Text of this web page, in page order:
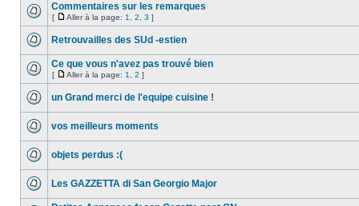
Commentaires sur les remarques
[ Aller à la page: 1 2 3 ]
Retrouvailles des SUd -estien
Ce que vous n'avez pas trouvé bien
[ Aller à la page: 1 2 ]
un Grand merci de l'equipe cuisine !
vos meilleurs moments
objets perdus :(
Les GAZZETTA di San Georgio Major